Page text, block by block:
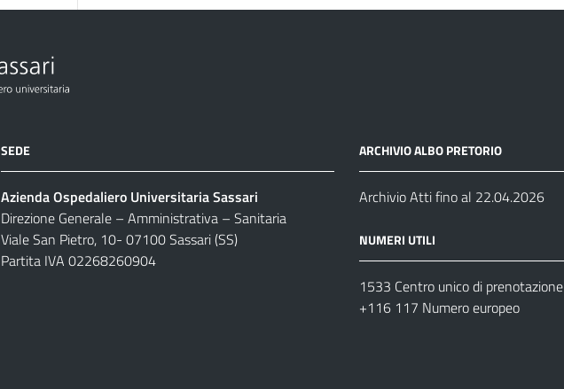
SEDE
Azienda Ospedaliero Universitaria Sassari
Direzione Generale – Amministrativa – Sanitaria
Viale San Pietro, 10- 07100 Sassari (SS)
Partita IVA 02268260904
ARCHIVIO ALBO PRETORIO
Archivio Atti fino al 22.04.2026
NUMERI UTILI
1533 Centro unico di prenotazione
+116 117 Numero europeo